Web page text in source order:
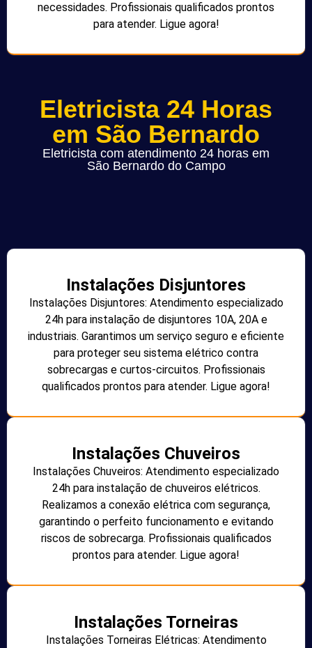
necessidades. Profissionais qualificados prontos
para atender. Ligue agora!
Eletricista 24 Horas
em São Bernardo
Eletricista com atendimento 24 horas em
São Bernardo do Campo
Instalações Disjuntores
Instalações Disjuntores: Atendimento especializado
24h para instalação de disjuntores 10A, 20A e
industriais. Garantimos um serviço seguro e eficiente
para proteger seu sistema elétrico contra
sobrecargas e curtos-circuitos. Profissionais
qualificados prontos para atender. Ligue agora!
Instalações Chuveiros
Instalações Chuveiros: Atendimento especializado
24h para instalação de chuveiros elétricos.
Realizamos a conexão elétrica com segurança,
garantindo o perfeito funcionamento e evitando
riscos de sobrecarga. Profissionais qualificados
prontos para atender. Ligue agora!
Instalações Torneiras
Instalações Torneiras Elétricas: Atendimento